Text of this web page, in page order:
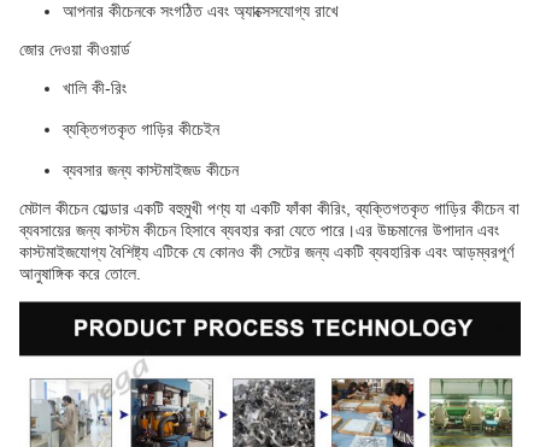
আপনার কীচেনকে সংগঠিত এবং অ্যাক্সেসযোগ্য রাখে
জোর দেওয়া কীওয়ার্ড
খালি কী-রিং
ব্যক্তিগতকৃত গাড়ির কীচেইন
ব্যবসার জন্য কাস্টমাইজড কীচেন
মেটাল কীচেন হোল্ডার একটি বহুমুখী পণ্য যা একটি ফাঁকা কীরিং, ব্যক্তিগতকৃত গাড়ির কীচেন বা
ব্যবসায়ের জন্য কাস্টম কীচেন হিসাবে ব্যবহার করা যেতে পারে।এর উচ্চমানের উপাদান এবং
কাস্টমাইজযোগ্য বৈশিষ্ট্য এটিকে যে কোনও কী সেটের জন্য একটি ব্যবহারিক এবং আড়ম্বরপূর্ণ
আনুষাঙ্গিক করে তোলে.